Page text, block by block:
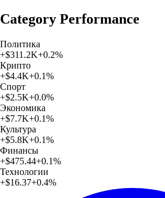
Category Performance
Политика
+$311.2K+0.2%
Крипто
+$4.4K+0.1%
Спорт
+$2.5K+0.0%
Экономика
+$7.7K+0.1%
Культура
+$5.8K+0.1%
Финансы
+$475.44+0.1%
Технологии
+$16.37+0.4%